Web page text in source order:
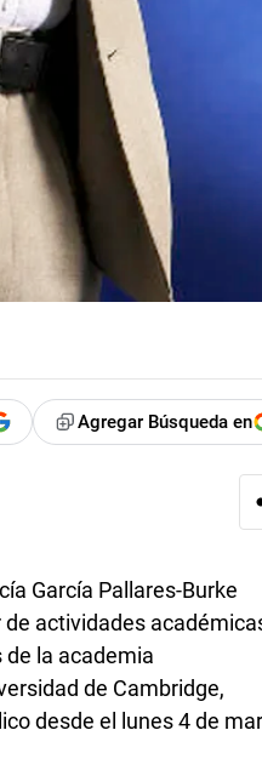
Agregar Búsqueda en
García Pallares-Burke
de actividades
de la academia
de Cambridge,
desde el lunes 4 de